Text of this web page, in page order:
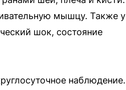
мышцу. Также у
шок, состояние
наблюдение.